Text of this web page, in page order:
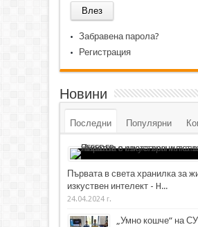
Забравена парола?
Регистрация
Новини
Последни Популярни
Първата в света хранилка за
изкуствен интелект - H...
24.04.2024 г.
„Умно кошче“ на